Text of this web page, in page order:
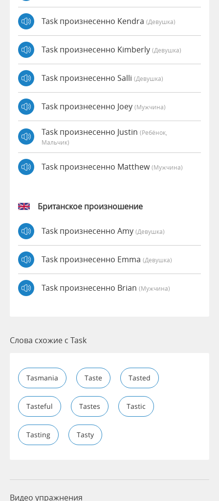
Task произнесенно Kendra (девушка)
Task произнесенно Kimberly (девушка)
Task произнесенно Salli (девушка)
Task произнесенно Joey (мужчина)
Task произнесенно Justin (Ребёнок,
Мальчик)
Task произнесенно Matthew(мужчина)
Британское произношение
Task произнесенно Amy (девушка)
Task произнесенно Emma (девушка)
Task произнесенно Brian (мужчина)
Слова схожие с Task
Tasmania Taste Tasted
Tasteful Tastes Tastic
Tasting Tasty
Видео упражнения